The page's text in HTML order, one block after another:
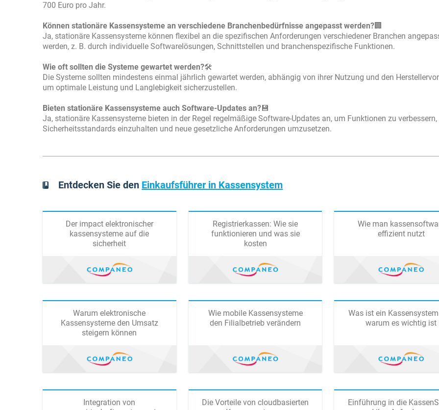
700 Euro pro Jahr.
Können stationäre Kassensysteme an verschiedene Branchenbedürfnisse angepasst werden?🏢
Ja, stationäre Kassensysteme können flexibel an die spezifischen Anforderungen verschiedener Branchen
werden, z. B. durch individuelle Softwarelösungen, Schnittstellen und branchenspezifische Funktionen.
Wie oft sollten die Systeme gewartet werden?🛠️
Die Systeme sollten mindestens einmal jährlich gewartet werden, abhängig von ihrer Nutzung und den
um optimale Leistung und Langlebigkeit sicherzustellen.
Bieten stationäre Kassensysteme auch Software-Updates an?💾
Ja, stationäre Kassensysteme bieten in der Regel regelmäßige Software-Updates an, um Funktionen zu verbessern,
Sicherheitsstandards einzuhalten und neue gesetzliche Anforderungen umzusetzen.
Entdecken Sie den Einkaufsführer in Kassensystem
Der impact elektronischer
kassensysteme auf die
sicherheit
Registrierkassen: Wie sie
funktionieren und was sie
kosten
Wie man
effizient nutzt
Warum elektronische
Kassensysteme den Umsatz
steigern können
Wie mobile Kassensysteme
den Filialbetrieb verändern
Was ist ein
warum es wichtig ist
Integration von
Die Vorteile von cloudbasierten
Einführung in die